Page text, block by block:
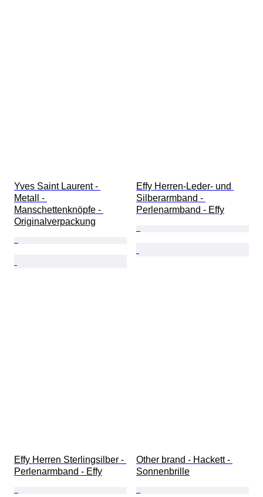
Yves Saint Laurent -
Metall -
Manschettenknöpfe -
Originalverpackung
Effy Herren-Leder- und
Silberarmband -
Perlenarmband - Effy
Effy Herren Sterlingsilber -
Perlenarmband - Effy
Other brand - Hackett -
Sonnenbrille